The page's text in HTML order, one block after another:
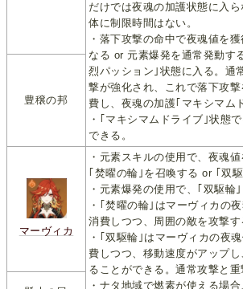
だけでは夜魂の加護状態に入
体に制限時間はない。
・落下攻撃の命中で夜魂値を
なる or 元素爆発を通常発動す
烈パッション｣状態に入る。通
撃が強化され、これで落下攻
費し、夜魂の加護｢マキシマム
・｢マキシマムドライブ｣状態
できる。
豊穣の邦
マーヴィカ
・元素スキルの使用で、夜魂
｢焚曜の輪｣を召喚する or ｢双駆
・元素爆発の使用で、｢双駆輪｣
・｢焚曜の輪｣はマーヴィカの
消費しつつ、周囲の敵を攻撃す
・｢双駆輪｣はマーヴィカの夜
費しつつ、移動速度がアップ
ることができる。通常攻撃と重
・ナタ地域で燃素が使える場